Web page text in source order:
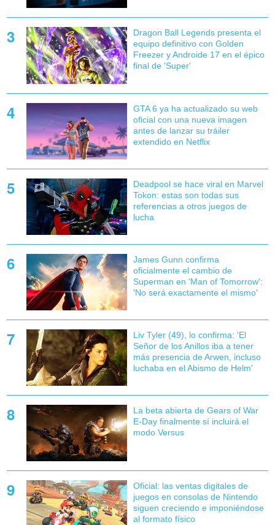
Dragon Ball Legends presenta el
equipo definitivo con Golden
Freezer y Androide 17 en el épico
final de 'Super'
GTA 6 ya ha actualizado su web
oficial con una nueva imagen
antes de lanzar su tráiler
extendido en Netflix
Deadpool se hace viral en Marvel
Tokon: estas son todas sus
referencias a otros juegos de
lucha
James Gunn confirma
oficialmente el cambio de
Superman en 'Man of Tomorrow':
'No será exactamente el mismo'
Liv Tyler (49), lo confirma: 'El
Señor de los Anillos iba a tener
más presencia de Arwen, incluso
luchaba en el Abismo de Helm'
La beta abierta de Gears of War
E-Day finalmente sí incluirá el
modo Versus
Oficial: las ventas digitales de
juegos en consolas de Nintendo
siguen creciendo e imponiéndose
al formato físico